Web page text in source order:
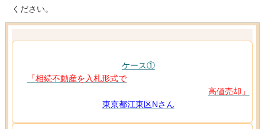
ください。
ケース①
「相続不動産を入札形式で
高値売却」
東京都江東区Nさん